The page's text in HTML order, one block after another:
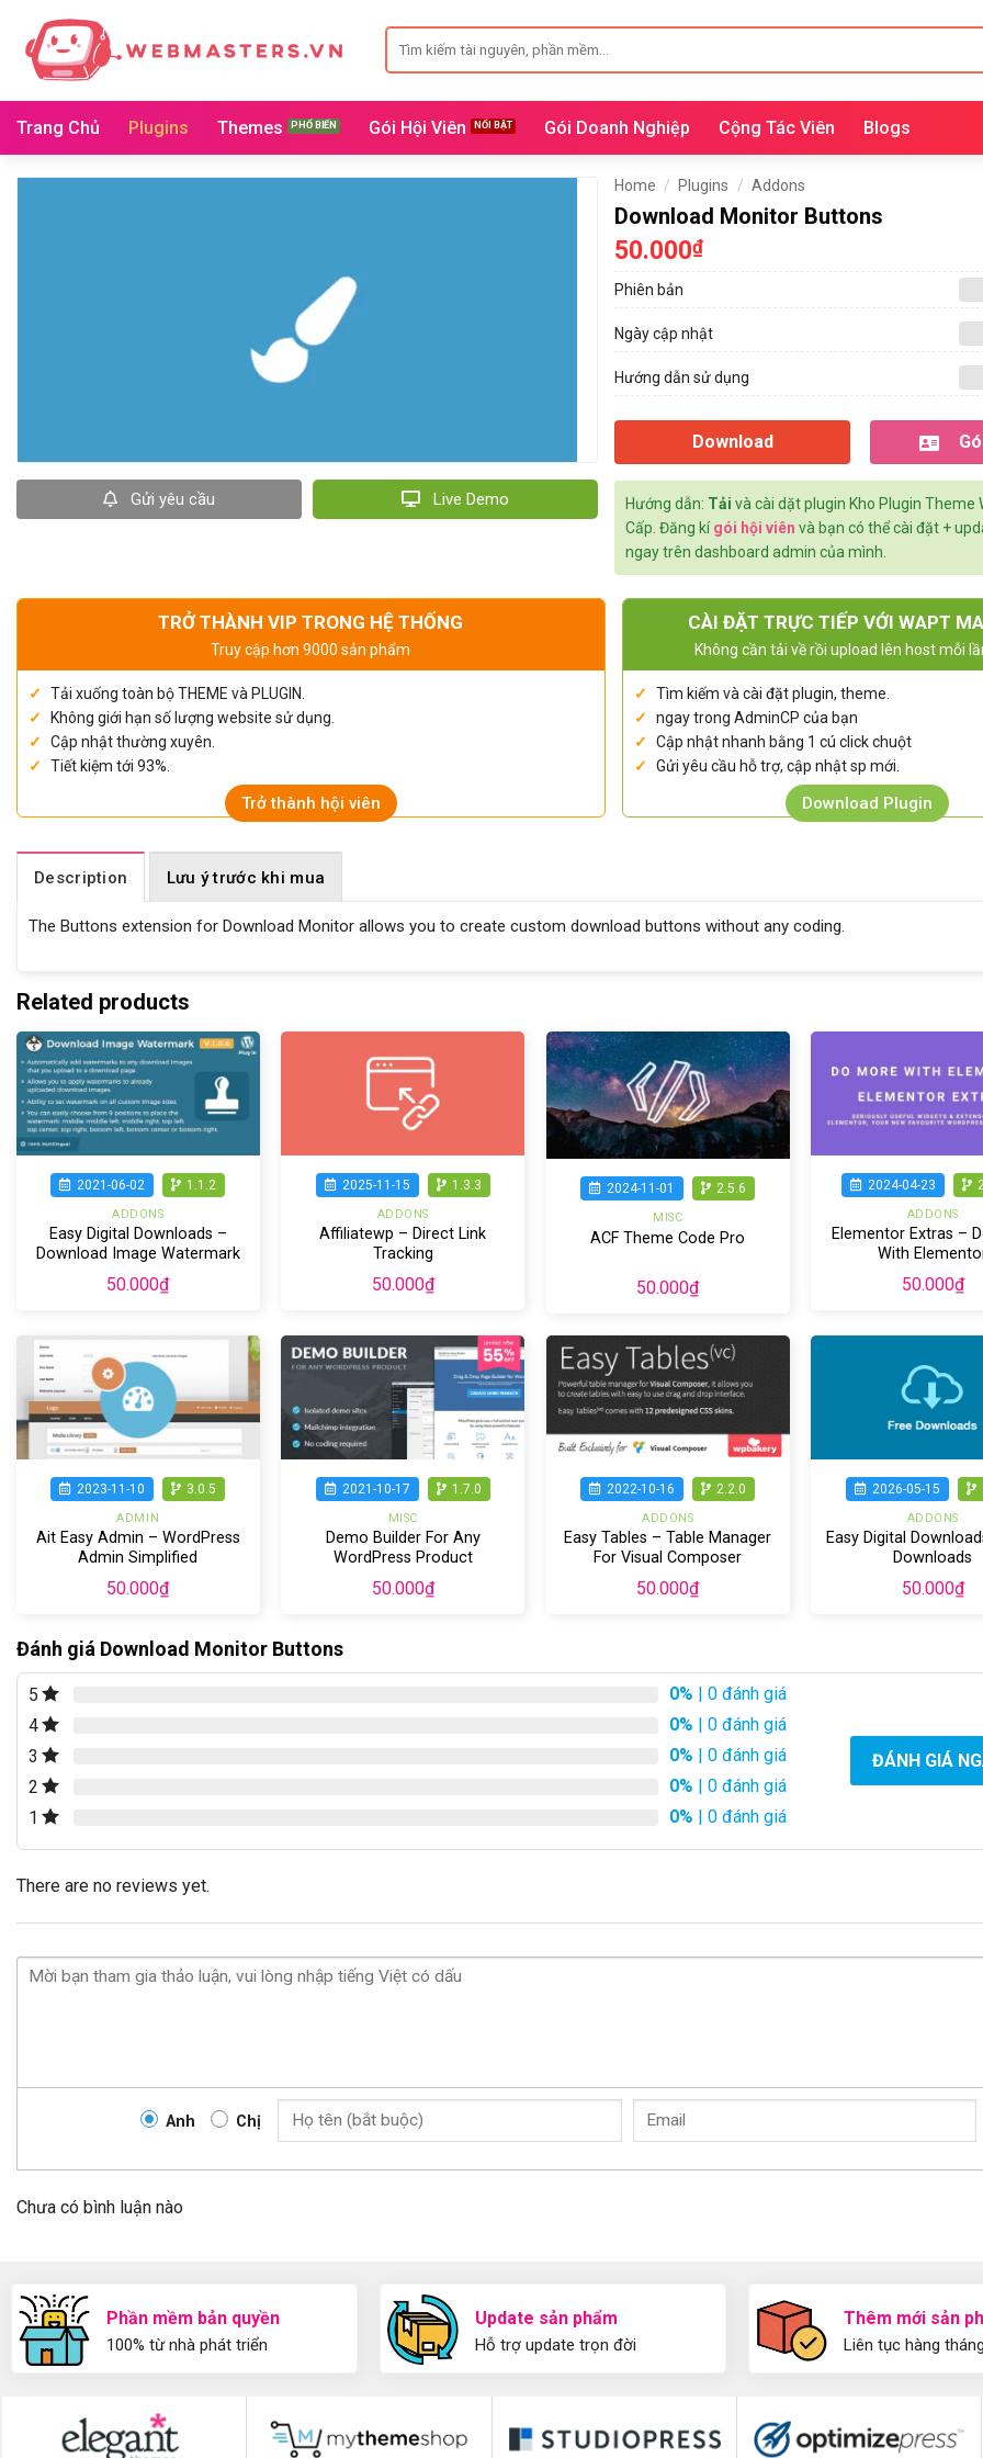
qua
dung
for:
Trang Chủ Plugins Themes Gói Hội Viên Gói Doanh Nghiệp Cộng Tác Viên Blogs
Gửi yêu cầu Live Demo
Home / Plugins / Addons
Download Monitor Buttons
50.000₫
Phiên bản
Ngày cập nhật
Hướng dẫn sử dụng
Download
Hướng dẫn: Tải và cài dặt plugin Kho Plugin Theme
Cấp. Đăng kígói hội viên và bạn có thể cài đặt +
ngay trên dashboard admin của mình.
TRỞ THÀNH VIP TRONG HỆ THỐNG
Truy cập hơn 9000 sản phẩm
Tải xuống toàn bộ THEME và PLUGIN.
Không giới hạn số lượng website sử dụng.
Cập nhật thường xuyên.
Tiết kiệm tới 93%.
Trở thành hội viên
CÀI ĐẶT TRỰC TIẾP VỚI WAPT
Không cần tải về rồi upload lên host mỗi
Tìm kiếm và cài đặt plugin, theme.
ngay trong AdminCP của bạn
Cập nhật nhanh bằng 1 cú click chuột
Gửi yêu cầu hỗ trợ, cập nhật sp mới.
Download Plugin
Description Lưu ý trước khi mua
The Buttons extension for Download Monitor allows you to create custom download buttons without any coding.
Related products
2021-06-02 1.1.2
ADDONS
Easy Digital Downloads –
Download Image Watermark
50.000₫
2025-11-15 1.3.3
ADDONS
Affiliatewp – Direct Link
Tracking
50.000₫
2024-11-01 2.5.6
MISC
ACF Theme Code Pro
50.000₫
2024-04-23
ADDONS
Elementor Extras –
With
50.000₫
2023-11-10 3.0.5
ADMIN
Ait Easy Admin – WordPress
Admin Simplified
50.000₫
2021-10-17 1.7.0
MISC
Demo Builder For Any
WordPress Product
50.000₫
2022-10-16 2.2.0
ADDONS
Easy Tables – Table Manager
For Visual Composer
50.000₫
2026-05-15
ADDONS
Easy Digital
Downloads
50.000₫
Đánh giá Download Monitor Buttons
5 0% | 0 đánh giá
4
0% | 0 đánh giá
3
0% | 0 đánh giá
2
0% | 0 đánh giá
1
0% | 0 đánh giá
ĐÁNH GIÁ
There are no reviews yet.
Anh Chị
Chưa có bình luận nào
Phần mềm bản quyền
100% từ nhà phát triển
Update sản phẩm
Hỗ trợ update trọn đời
Thêm mới sản
Liên tục hàng tháng